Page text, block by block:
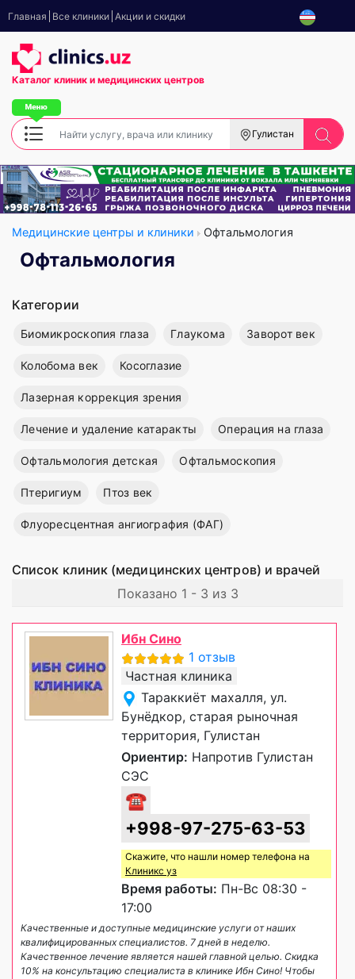
Главная Все клиники Акции и скидки
Каталог клиник и медицинских центров
Гулистан
Медицинские центры и клиники Офтальмология
Офтальмология
Категории
Биомикроскопия глаза Глаукома Заворот век
Колобома век Косоглазие
Лазерная коррекция зрения
Лечение и удаление катаракты Операция на глаза
Офтальмология детская Офтальмоскопия
Птеригиум Птоз век
Флуоресцентная ангиография (ФАГ)
Список клиник (медицинских центров) и врачей
Показано 1 - 3 из 3
Ибн Сино
1 отзыв
Частная клиника
Тараккиёт махалля, ул.
Бунёдкор, старая рыночная
территория, Гулистан
Ориентир: Напротив Гулистан
СЭС
☎
+998-97-275-63-53
Скажите, что нашли номер телефона на
Клиникс уз
Время работы: Пн-Вс 08:30 -
17:00
Качественные и доступные медицинские услуги от наших
квалифицированных специалистов. 7 дней в неделю.
Качественное лечение является нашей главной целью. Скидка
10% на консультацию специалиста в клинике Ибн Сино! Чтобы